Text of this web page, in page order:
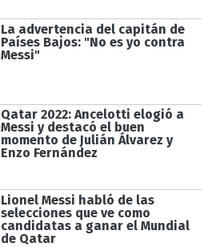
La advertencia del capitán de
Países Bajos: "No es yo contra
Messi"
Qatar 2022: Ancelotti elogió a
Messi y destacó el buen
momento de Julián Álvarez y
Enzo Fernández
Lionel Messi habló de las
selecciones que ve como
candidatas a ganar el Mundial
de Qatar